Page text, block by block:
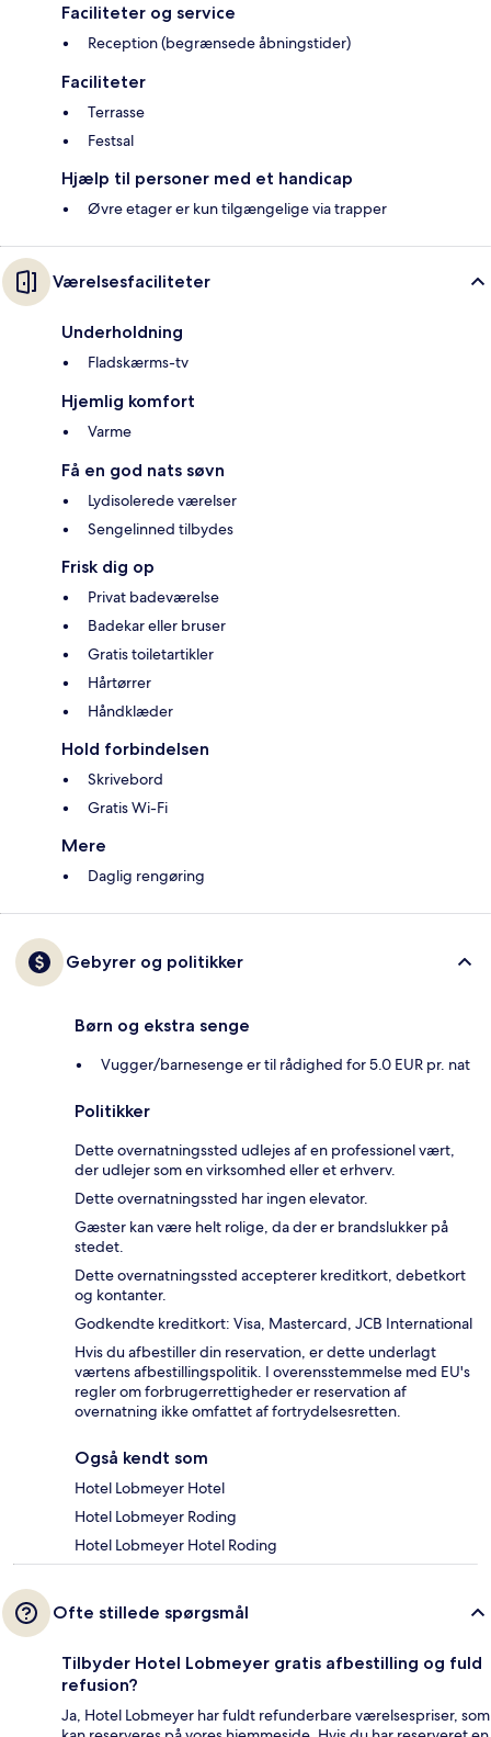
Faciliteter og service
Reception (begrænsede åbningstider)
Faciliteter
Terrasse
Festsal
Hjælp til personer med et handicap
Øvre etager er kun tilgængelige via trapper
Værelsesfaciliteter
Underholdning
Fladskærms-tv
Hjemlig komfort
Varme
Få en god nats søvn
Lydisolerede værelser
Sengelinned tilbydes
Frisk dig op
Privat badeværelse
Badekar eller bruser
Gratis toiletartikler
Hårtørrer
Håndklæder
Hold forbindelsen
Skrivebord
Gratis Wi-Fi
Mere
Daglig rengøring
Gebyrer og politikker
Børn og ekstra senge
Vugger/barnesenge er til rådighed for 5.0 EUR pr. nat
Politikker
Dette overnatningssted udlejes af en professionel vært,
der udlejer som en virksomhed eller et erhverv.
Dette overnatningssted har ingen elevator.
Gæster kan være helt rolige, da der er brandslukker på
stedet.
Dette overnatningssted accepterer kreditkort, debetkort
og kontanter.
Godkendte kreditkort: Visa, Mastercard, JCB International
Hvis du afbestiller din reservation, er dette underlagt
værtens afbestillingspolitik. I overensstemmelse med EU's
regler om forbrugerrettigheder er reservation af
overnatning ikke omfattet af fortrydelsesretten.
Også kendt som
Hotel Lobmeyer Hotel
Hotel Lobmeyer Roding
Hotel Lobmeyer Hotel Roding
Ofte stillede spørgsmål
Tilbyder Hotel Lobmeyer gratis afbestilling og fuld
refusion?
Ja, Hotel Lobmeyer har fuldt refunderbare værelsespriser, som